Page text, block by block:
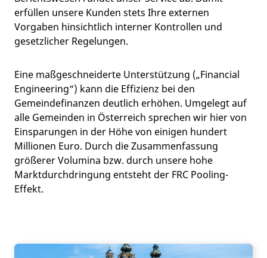
erfüllen unsere Kunden stets Ihre externen
Vorgaben hinsichtlich interner Kontrollen und
gesetzlicher Regelungen.
Eine maßgeschneiderte Unterstützung („Financial
Engineering“) kann die Effizienz bei den
Gemeindefinanzen deutlich erhöhen. Umgelegt auf
alle Gemeinden in Österreich sprechen wir hier von
Einsparungen in der Höhe von einigen hundert
Millionen Euro. Durch die Zusammenfassung
größerer Volumina bzw. durch unsere hohe
Marktdurchdringung entsteht der FRC Pooling-
Effekt.